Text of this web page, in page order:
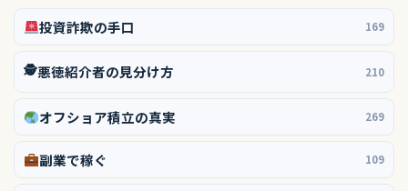
投資詐欺の手口 169
🕵️悪徳紹介者の見分け方 210
オフショア積立の真実 269
副業で稼ぐ 109